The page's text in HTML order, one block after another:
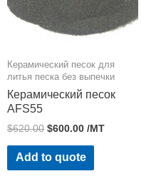
Керамический песок для
литья песка без выпечки
Керамический песок
AFS55
$620.00 $600.00 /MT
Add to quote